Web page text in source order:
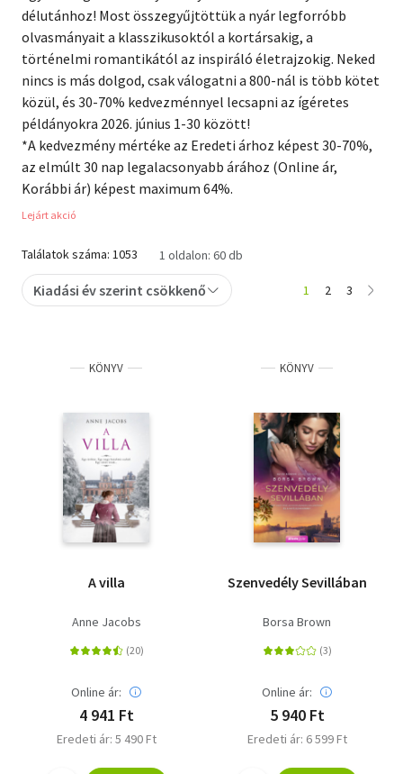
Természettudomány
Történelem
Vallás
délutánhoz! Most összegyűjtöttük a nyár legforróbb
olvasmányait a klasszikusoktól a kortársakig, a
történelmi romantikától az inspiráló életrajzokig. Neked
nincs is más dolgod, csak válogatni a 800-nál is több kötet
közül, és 30-70% kedvezménnyel lecsapni az ígéretes
példányokra 2026. június 1-30 között!
*A kedvezmény mértéke az Eredeti árhoz képest 30-70%,
az elmúlt 30 nap legalacsonyabb árához (Online ár,
Korábbi ár) képest maximum 64%.
Lejárt akció
Találatok száma: 1053 1 oldalon: 60 db
Kiadási év szerint csökkenő 1 2 3
KÖNYV
A villa
Anne Jacobs
Online ár:
4 941 Ft
Eredeti ár: 5 490 Ft
KÖNYV
Szenvedély Sevillában
Borsa Brown
Online ár:
5 940 Ft
Eredeti ár: 6 599 Ft